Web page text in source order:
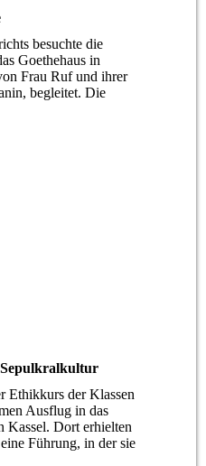
besuchte die
Goethehaus in
Frau Ruf und ihrer
begleitet. Die
Ethikkurs der Klassen
Ausflug in das
Kassel. Dort erhielten
Führung, in der sie